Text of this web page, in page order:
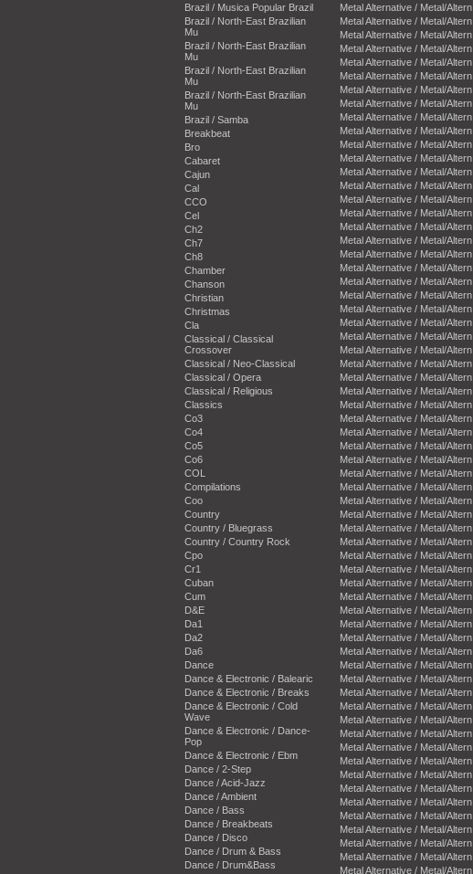
Brazil / Musica Popular Brazil
Brazil / North-East Brazilian
Mu
Brazil / North-East Brazilian
Mu
Brazil / North-East Brazilian
Mu
Brazil / North-East Brazilian
Mu
Brazil / Samba
Breakbeat
Bro
Cabaret
Cajun
Cal
CCO
Cel
Ch2
Ch7
Ch8
Chamber
Chanson
Christian
Christmas
Cla
Classical / Classical
Crossover
Classical / Neo-Classical
Classical / Opera
Classical / Religious
Classics
Co3
Co4
Co5
Co6
COL
Compilations
Coo
Country
Country / Bluegrass
Country / Country Rock
Cpo
Cr1
Cuban
Cum
D&E
Da1
Da2
Da6
Dance
Dance & Electronic / Balearic
Dance & Electronic / Breaks
Dance & Electronic / Cold
Wave
Dance & Electronic / Dance-
Pop
Dance & Electronic / Ebm
Dance / 2-Step
Dance / Acid-Jazz
Dance / Ambient
Dance / Bass
Dance / Breakbeats
Dance / Disco
Dance / Drum & Bass
Dance / Drum&Bass
Metal Alternative / Metal/Altern
Metal Alternative / Metal/Altern
Metal Alternative / Metal/Altern
Metal Alternative / Metal/Altern
Metal Alternative / Metal/Altern
Metal Alternative / Metal/Altern
Metal Alternative / Metal/Altern
Metal Alternative / Metal/Altern
Metal Alternative / Metal/Altern
Metal Alternative / Metal/Altern
Metal Alternative / Metal/Altern
Metal Alternative / Metal/Altern
Metal Alternative / Metal/Altern
Metal Alternative / Metal/Altern
Metal Alternative / Metal/Altern
Metal Alternative / Metal/Altern
Metal Alternative / Metal/Altern
Metal Alternative / Metal/Altern
Metal Alternative / Metal/Altern
Metal Alternative / Metal/Altern
Metal Alternative / Metal/Altern
Metal Alternative / Metal/Altern
Metal Alternative / Metal/Altern
Metal Alternative / Metal/Altern
Metal Alternative / Metal/Altern
Metal Alternative / Metal/Altern
Metal Alternative / Metal/Altern
Metal Alternative / Metal/Altern
Metal Alternative / Metal/Altern
Metal Alternative / Metal/Altern
Metal Alternative / Metal/Altern
Metal Alternative / Metal/Altern
Metal Alternative / Metal/Altern
Metal Alternative / Metal/Altern
Metal Alternative / Metal/Altern
Metal Alternative / Metal/Altern
Metal Alternative / Metal/Altern
Metal Alternative / Metal/Altern
Metal Alternative / Metal/Altern
Metal Alternative / Metal/Altern
Metal Alternative / Metal/Altern
Metal Alternative / Metal/Altern
Metal Alternative / Metal/Altern
Metal Alternative / Metal/Altern
Metal Alternative / Metal/Altern
Metal Alternative / Metal/Altern
Metal Alternative / Metal/Altern
Metal Alternative / Metal/Altern
Metal Alternative / Metal/Altern
Metal Alternative / Metal/Altern
Metal Alternative / Metal/Altern
Metal Alternative / Metal/Altern
Metal Alternative / Metal/Altern
Metal Alternative / Metal/Altern
Metal Alternative / Metal/Altern
Metal Alternative / Metal/Altern
Metal Alternative / Metal/Altern
Metal Alternative / Metal/Altern
Metal Alternative / Metal/Altern
Metal Alternative / Metal/Altern
Metal Alternative / Metal/Altern
Metal Alternative / Metal/Altern
Metal Alternative / Metal/Altern
Metal Alternative / Metal/Altern